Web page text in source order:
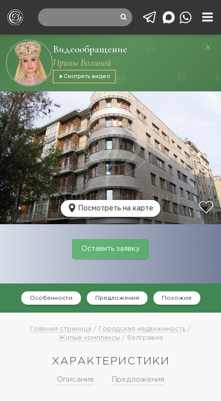
Видеообращение
Ирины Волиной
Смотреть видео
Посмотреть на карте
Оставить заявку
Особенности Предложения Похожие
Главная страница / Городская недвижимость /
Жилые комплексы / Белгравия
ХАРАКТЕРИСТИКИ
Описание Предложения